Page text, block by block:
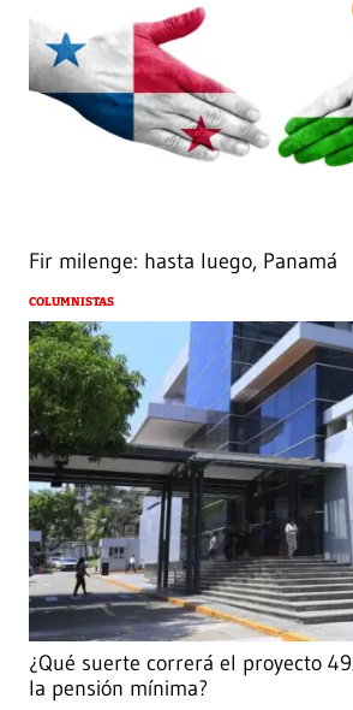
Fir milenge: hasta luego, Panamá
COLUMNISTAS
¿Qué suerte correrá el proyecto
la pensión mínima?